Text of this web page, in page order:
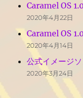
Caramel OS
2020年4月22日
Caramel OS
2020年4月14日
公式イメージ
2020年3月24日